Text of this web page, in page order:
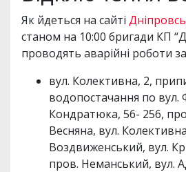
Як йдеться на сайті
станом на 10:00 бригади КП
проводять аварійні роботи
вул. Колективна, 2,
водопостачання по
Кондратюка, 56- 256,
Весняна, вул.
Воздвиженський, вул.
пров. Неманський, вул.